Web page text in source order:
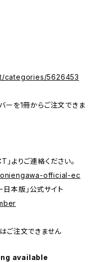
categories/5626453
を1冊からご注文できま
よりご連絡ください。
official-ec
本版」公式サイト
ご注文できません
available